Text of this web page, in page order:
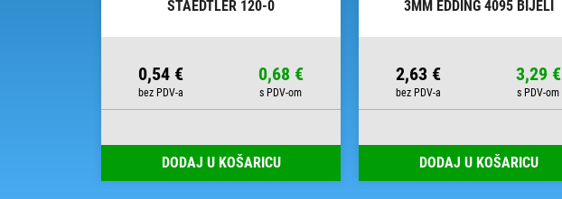
STAEDTLER 120-0
0,54 € 0,68 €
DODAJ U KOŠARICU
3MM EDDING 4095 BIJELI
2,63 € 3,29 €
DODAJ U KOŠARICU